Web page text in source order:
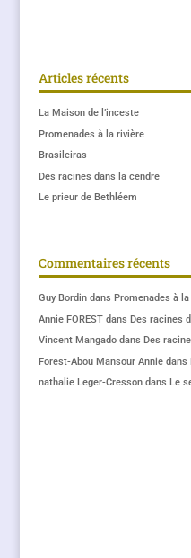
Articles récents
La Maison de l’inceste
Promenades à la rivière
Brasileiras
Des racines dans la cendre
Le prieur de Bethléem
Commentaires récents
Guy Bordindans Promenades à
Annie FORESTdans Des racines
Vincent Mangadodans Des
Forest-Abou Mansour Anniedans
nathalie Leger-Cressondans Le